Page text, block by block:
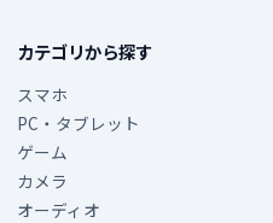
カテゴリから探す
スマホ
PC・タブレット
ゲーム
カメラ
オーディオ